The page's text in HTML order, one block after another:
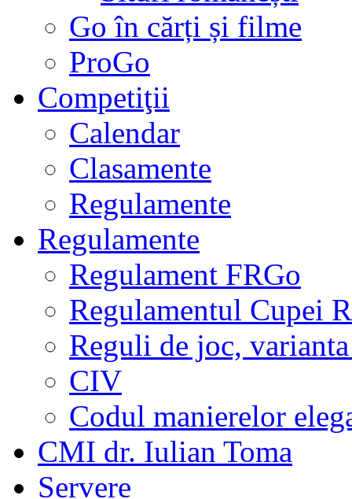
Go în cărți și filme
ProGo
Competiţii
Calendar
Clasamente
Regulamente
Regulamente
Regulament FRGo
Regulamentul Cupei
Reguli de joc,
CIV
Codul manierelor
CMI dr. Iulian Toma
Servere